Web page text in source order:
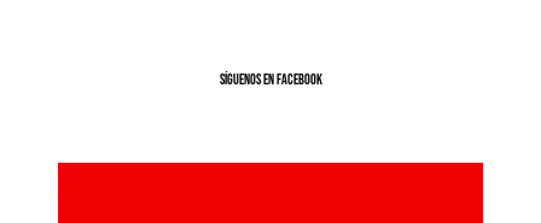
SíGUENOS EN FACEBOOK